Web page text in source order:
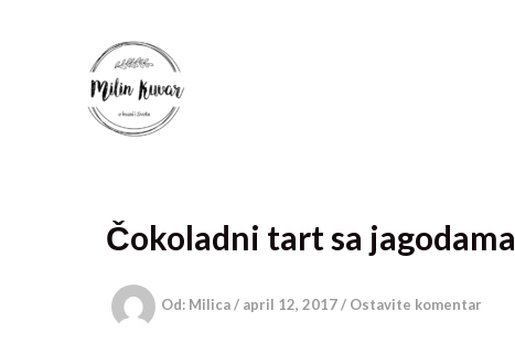
Čokoladni tart sa jagodama
Od: Milica/ april 12, 2017/ Ostavite komentar